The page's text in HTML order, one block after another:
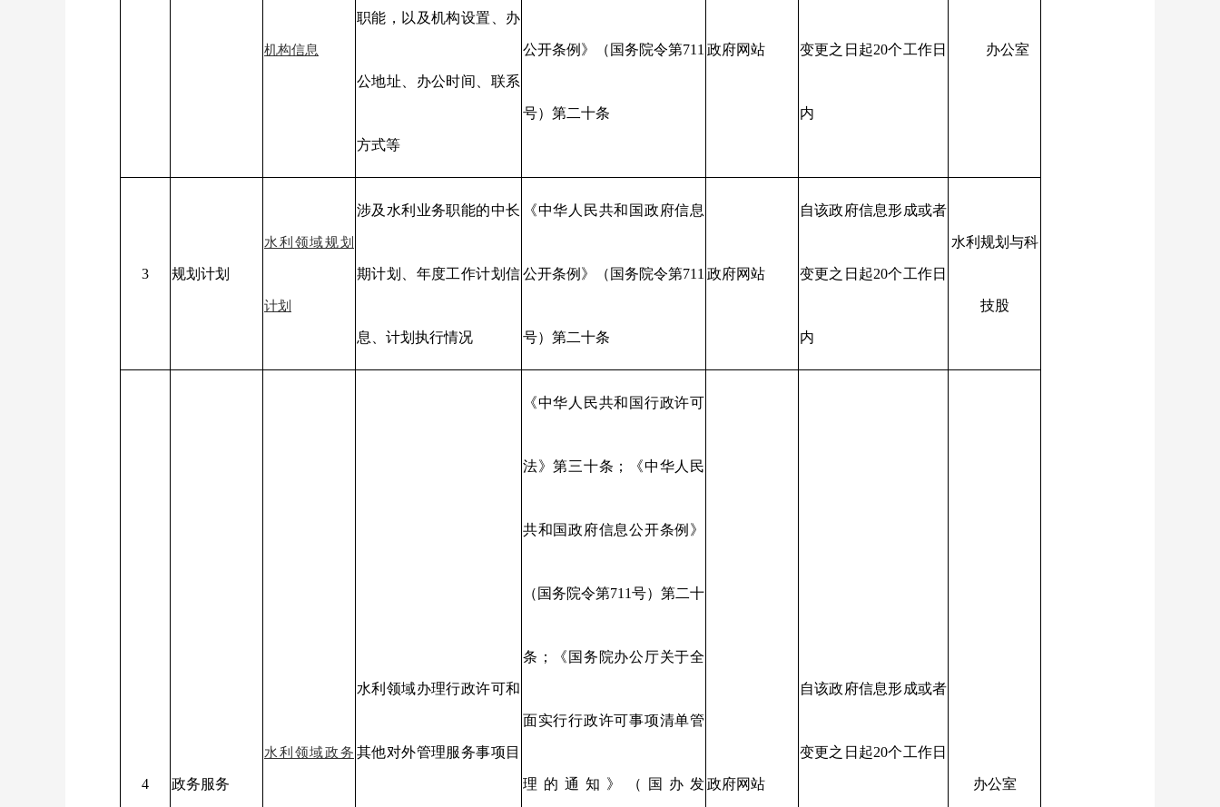
机构信息
职能，以及机构设置、办
公地址、办公时间、联系
方式等
公开条例》（国务院令第711
号）第二十条
政府网站 变更之日起20个工作日
内
办公室
3 规划计划
水利领域规划
计划
涉及水利业务职能的中长
期计划、年度工作计划信
息、计划执行情况
《中华人民共和国政府信息
公开条例》（国务院令第711
号）第二十条
政府网站
自该政府信息形成或者
变更之日起20个工作日
内
水利规划与科
技股
4 政务服务
水利领域政务
水利领域办理行政许可和
其他对外管理服务事项目
《中华人民共和国行政许可
法》第三十条；《中华人民
共和国政府信息公开条例》
（国务院令第711号）第二十
条；《国务院办公厅关于全
面实行行政许可事项清单管
理的通知》（国办发政府网站
自该政府信息形成或者
变更之日起20个工作日
办公室